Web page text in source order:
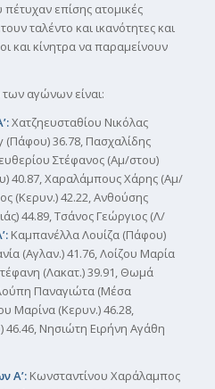
επίσης ατομικές
ταλέντο και ικανότητες και
και κίνητρα να παραμείνουν
αγώνων είναι:
Χατζηευσταθίου Νικόλας
36.78, Πασχαλίδης
Στέφανος (Αμ/στου)
40.87, Χαραλάμπους Χάρης (Αμ/
(Κερυν.) 42.22, Ανθούσης
44.89, Τσάνος Γεώργιος (Λ/
Καμπανέλλα Λουίζα (Πάφου)
(Αγλαν.) 41.76, Λοίζου Μαρία
(Λακατ.) 39.91, Θωμά
Παναγιώτα (Μέσα
Μαρίνα (Κερυν.) 46.28,
Νησιώτη Ειρήνη Αγάθη
Α’: Κωνσταντίνου Χαράλαμπος